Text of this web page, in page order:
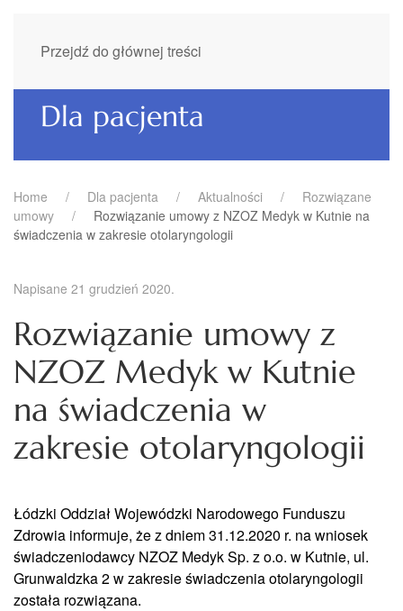
Przejdź do głównej treści
Dla pacjenta
Home Dla pacjenta Aktualności
Rozwiązane
umowy
Rozwiązanie umowy z NZOZ Medyk w Kutnie na
świadczenia w zakresie otolaryngologii
Napisane 21 grudzień 2020.
Rozwiązanie umowy z
NZOZ Medyk w Kutnie
na świadczenia w
zakresie otolaryngologii
Łódzki Oddział Wojewódzki Narodowego Funduszu
Zdrowia informuje, że z dniem 31.12.2020 r. na wniosek
świadczeniodawcy NZOZ Medyk Sp. z o.o. w Kutnie, ul.
Grunwaldzka 2 w zakresie świadczenia otolaryngologii
została rozwiązana.